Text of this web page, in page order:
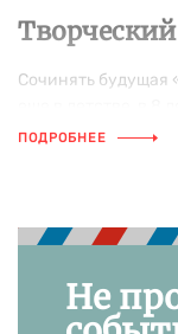
Сочинять будущая
журнала, а в 12
посвятила себя
романов, которые
родной Канаде, но
ПОДРОБНЕЕ
Не